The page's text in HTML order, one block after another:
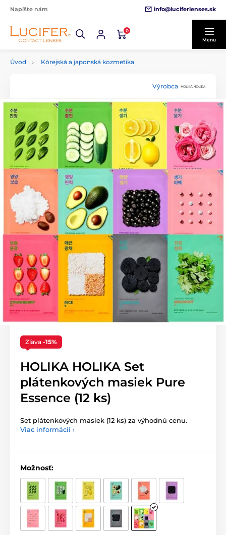
Napíšte nám info@luciferlenses.sk
0
Menu
Úvod Kórejská a japonská kozmetika
Výrobca
Zľava -15%
HOLIKA HOLIKA Set
plátenkových masiek Pure
Essence (12 ks)
Set plátenkových masiek (12 ks) za výhodnú cenu.
Viac informácií ›
Možnosť: